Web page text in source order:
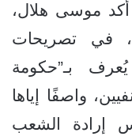
موسى هلال،
في تصريحات
بـ”حكومة
واصفًا إياها
إرادة الشعب